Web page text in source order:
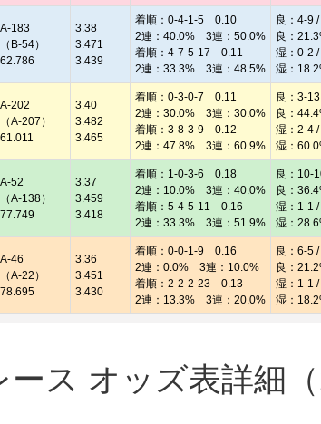
A-183
（B-54）
62.786
3.38
3.471
3.439
着順：0-4-1-5 0.10
2連：40.0% 3連：50.0%
着順：4-7-5-17 0.11
2連：33.3% 3連：48.5%
良：4-9
良：
湿：0-2 /
湿：
A-202
（A-207）
61.011
3.40
3.482
3.465
着順：0-3-0-7 0.11
2連：30.0% 3連：30.0%
着順：3-8-3-9 0.12
2連：47.8% 3連：60.9%
良：3-
良：
湿：2-4
湿：
A-52
（A-138）
77.749
3.37
3.459
3.418
着順：1-0-3-6 0.18
2連：10.0% 3連：40.0%
着順：5-4-5-11 0.16
2連：33.3% 3連：51.9%
良：10-
良：
湿：1-1 /
湿：
A-46
（A-22）
78.695
3.36
3.451
3.430
着順：0-0-1-9 0.16
2連：0.0% 3連：10.0%
着順：2-2-2-23 0.13
2連：13.3% 3連：20.0%
良：6-5
良：
湿：1-1 /
湿：
ス オッズ表詳細（